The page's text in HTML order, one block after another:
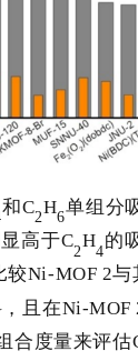
和C2H6单组分
高于C2H4的
较Ni-MOF 2与
且在Ni-MOF
合度量来评估